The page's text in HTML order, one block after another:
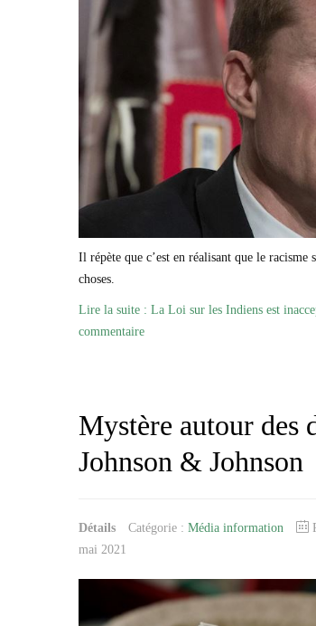
Il répète que c’est en réalisant que le racisme
choses.
Lire la suite : La Loi sur les Indiens est
commentaire
Mystère autour des
Johnson & Johnson
Détails Catégorie : Média information
mai 2021